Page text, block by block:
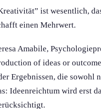
ist wesentlich,
einen Mehrwert.
Amabile,
of ideas or
Ergebniss­en, die sowohl
Ideenreichtum wird erst